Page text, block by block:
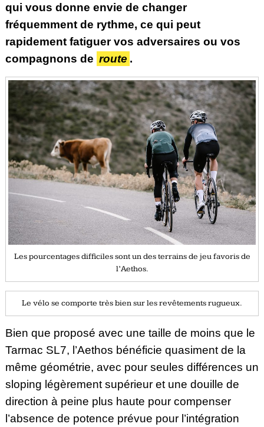
qui vous donne envie de changer
fréquemment de rythme, ce qui peut
rapidement fatiguer vos adversaires ou vos
compagnons de route .
Les pourcentages difficiles sont un des terrains de jeu favoris de
l’Aethos.
Le vélo se comporte très bien sur les revêtements rugueux.
Bien que proposé avec une taille de moins que le
Tarmac SL7, l’Aethos bénéficie quasiment de la
même géométrie, avec pour seules différences un
sloping légèrement supérieur et une douille de
direction à peine plus haute pour compenser
l’absence de potence prévue pour l’intégration